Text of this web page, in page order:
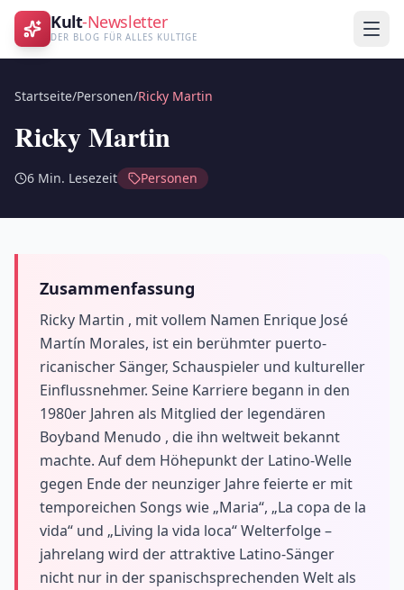
Kult-Newsletter
DER BLOG FÜR ALLES KULTIGE
Startseite/Personen/Ricky Martin
Ricky Martin
6 Min. Lesezeit Personen
Zusammenfassung
Ricky Martin , mit vollem Namen Enrique José
Martín Morales, ist ein berühmter puerto-
ricanischer Sänger, Schauspieler und kultureller
Einflussnehmer. Seine Karriere begann in den
1980er Jahren als Mitglied der legendären
Boyband Menudo , die ihn weltweit bekannt
machte. Auf dem Höhepunkt der Latino-Welle
gegen Ende der neunziger Jahre feierte er mit
temporeichen Songs wie „Maria“, „La copa de la
vida“ und „Living la vida loca“ Welterfolge –
jahrelang wird der attraktive Latino-Sänger
nicht nur in der spanischsprechenden Welt als